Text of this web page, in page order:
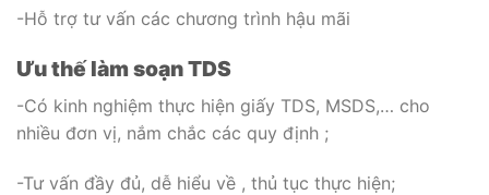
-Hỗ trợ tư vấn các chương trình hậu mãi
Ưu thế làm soạn TDS
-Có kinh nghiệm thực hiện giấy TDS, MSDS,… cho
nhiều đơn vị, nắm chắc các quy định ;
-Tư vấn đầy đủ, dễ hiểu về , thủ tục thực hiện;